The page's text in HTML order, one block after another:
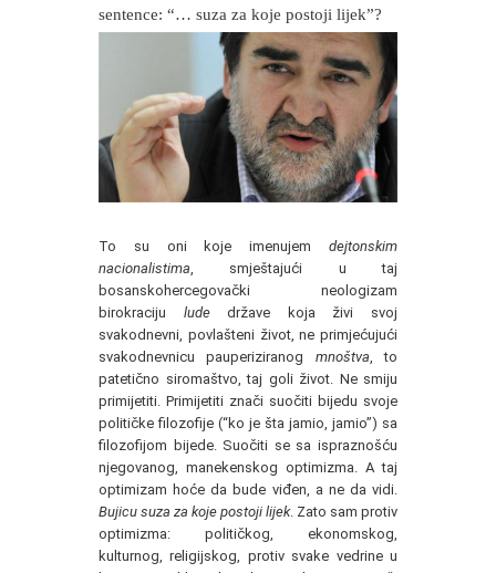
sentence: “… suza za koje postoji lijek”?
To su oni koje imenujem dejtonskim
nacionalistima , smještajući u taj
bosanskohercegovački neologizam
birokraciju ludedržave koja živi svoj
svakodnevni, povlašteni život, ne primjećujući
svakodnevnicu pauperiziranog mnoštva , to
patetično siromaštvo, taj goli život. Ne smiju
primijetiti. Primijetiti znači suočiti bijedu svoje
političke filozofije (“ko je šta jamio, jamio”) sa
filozofijom bijede. Suočiti se sa ispraznošću
njegovanog, manekenskog optimizma. A taj
optimizam hoće da bude viđen, a ne da vidi.
Bujicu suza za koje postoji lijek. Zato sam protiv
optimizma: političkog, ekonomskog,
kulturnog, religijskog, protiv svake vedrine u